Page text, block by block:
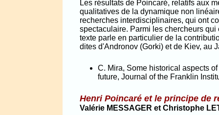
Les résultats de Poincaré, relatifs aux
qualitatives de la dynamique non
recherches interdisciplinaires, qui ont
spectaculaire. Parmi les chercheurs
texte parle en particulier de la
dites d'Andronov (Gorki) et de Kiev, au
C. Mira, Some historical aspects
future, Journal of the Franklin
Henri Poincaré et le principe de
Valérie MESSAGER et Christophe